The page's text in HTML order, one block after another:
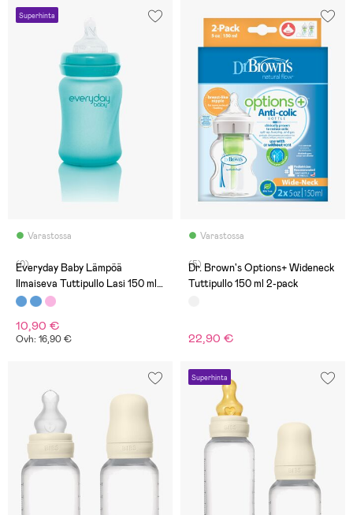
Superhinta
Varastossa
(0)
Everyday Baby Lämpöä
Ilmaiseva Tuttipullo Lasi 150 ml,
Turkoosi
10,90 €
Ovh: 16,90 €
Varastossa
(5)
Dr. Brown's Options+ Wideneck
Tuttipullo 150 ml 2-pack
22,90 €
Superhinta